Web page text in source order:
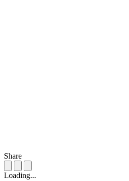
Share
Loading...